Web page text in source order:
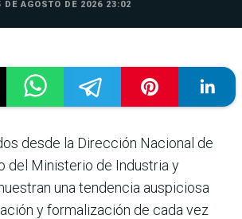
DE AGOSTO DE 2026 23:02
desde la Direc­ción Nacional de
del Ministerio de Industria y
una tendencia auspiciosa
y formalización de cada vez